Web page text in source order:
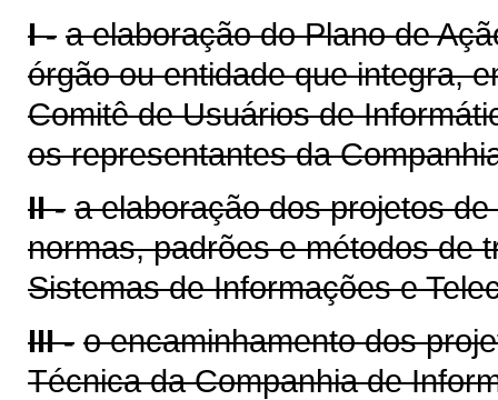
I - a elaboração do Plano de
órgão ou entidade que integra,
Comitê de Usuários de
os representantes da
II - a elaboração dos projetos
normas, padrões e métodos de
Sistemas de Informações e
III - o encaminhamento dos
Técnica da Companhia de